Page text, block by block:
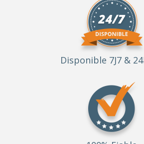
Disponible 7J7 &